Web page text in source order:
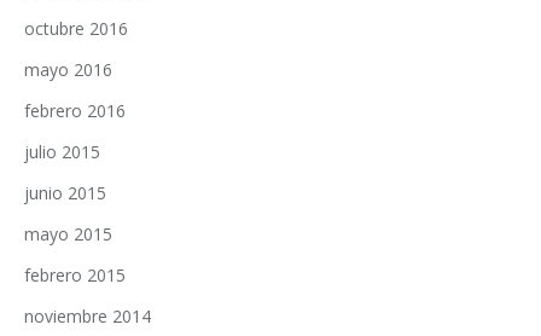
octubre 2016
mayo 2016
febrero 2016
julio 2015
junio 2015
mayo 2015
febrero 2015
noviembre 2014